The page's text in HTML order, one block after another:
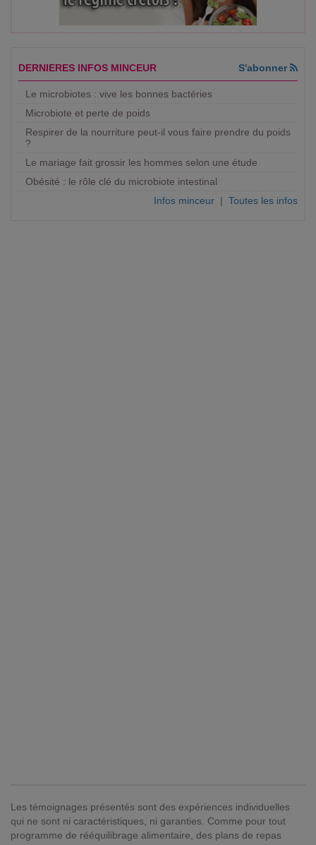
DERNIERES INFOS MINCEUR S'abonner
Le microbiotes : vive les bonnes bactéries
Microbiote et perte de poids
Respirer de la nourriture peut-il vous faire prendre du poids
?
Le mariage fait grossir les hommes selon une étude
Obésité : le rôle clé du microbiote intestinal
Infos minceur | Toutes les infos
Les témoignages présentés sont des expériences individuelles
qui ne sont ni caractéristiques, ni garanties. Comme pour tout
programme de rééquilibrage alimentaire, des plans de repas